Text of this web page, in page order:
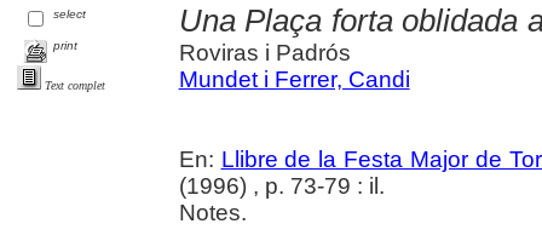
select
print
Text complet
Una Plaça forta oblidada
Roviras i Padrós
Mundet i Ferrer, Candi
En: Llibre de la Festa Major de
(1996) , p. 73-79 : il.
Notes.